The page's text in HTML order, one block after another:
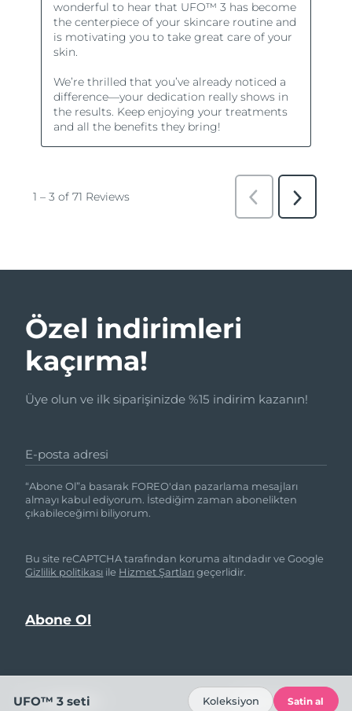
Özel indirimleri
kaçırma!
Üye olun ve ilk siparişinizde %15 indirim kazanın!
E-posta adresi
“Abone Ol”a basarak FOREO'dan pazarlama mesajları
almayı kabul ediyorum. İstediğim zaman abonelikten
çıkabileceğimi biliyorum.
Bu site reCAPTCHA tarafından koruma altındadır ve Google
Gizlilik politikası ile Hizmet Şartlarıgeçerlidir.
YARDIM BIZI TAKIP
UFO™ 3 seti Koleksiyon Satin al